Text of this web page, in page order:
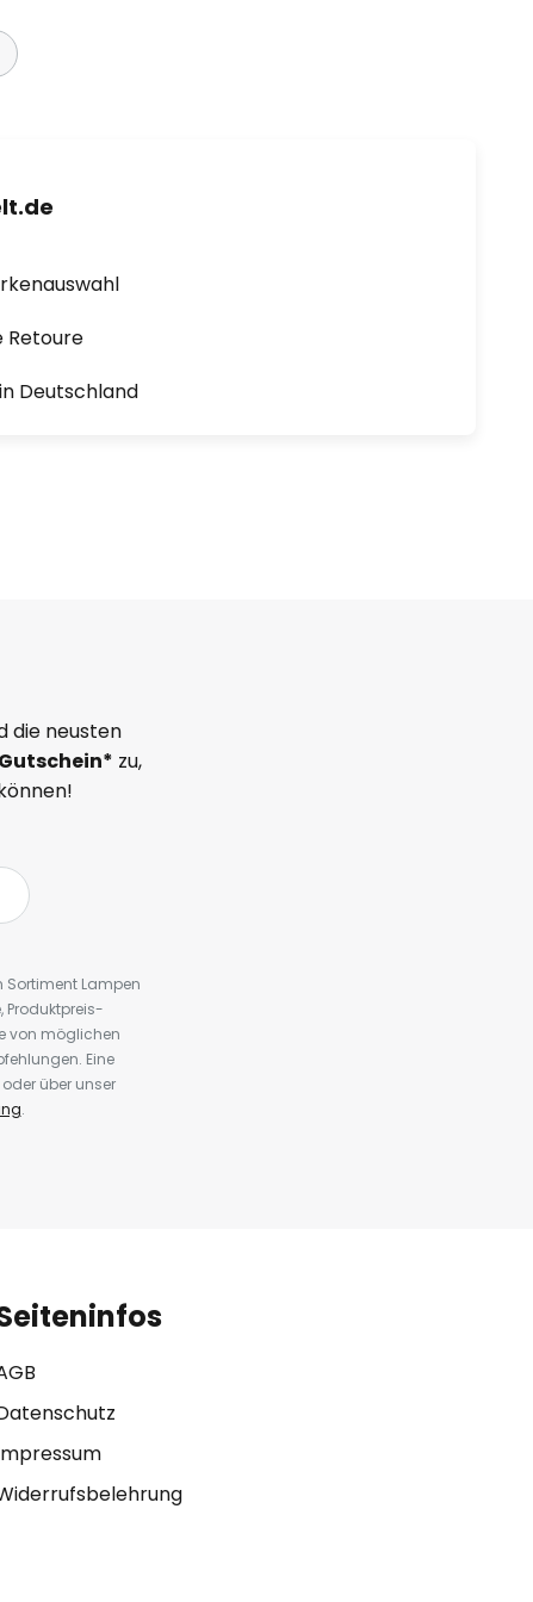
Retoure
Deutschland
die neusten
zu,
Sortiment Lampen
Produktpreis-
von möglichen
Eine
über unser
.